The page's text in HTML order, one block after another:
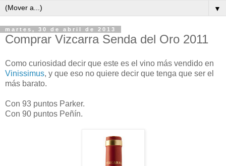
▼
martes, 30 de abril de 2013
Comprar Vizcarra Senda del Oro 2011
Como curiosidad decir que este es el vino más vendido en
Vinissimus, y que eso no quiere decir que tenga que ser el
más barato.
Con 93 puntos Parker.
Con 90 puntos Peñín.